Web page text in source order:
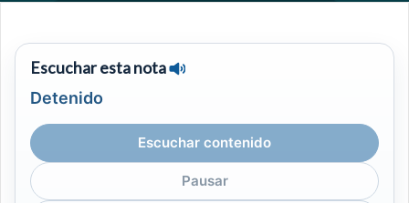
Escuchar esta nota
Detenido
Escuchar contenido
Pausar